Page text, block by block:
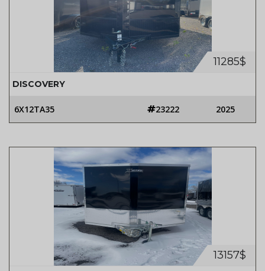
11285$
DISCOVERY
6X12TA35 23222 2025
13157$